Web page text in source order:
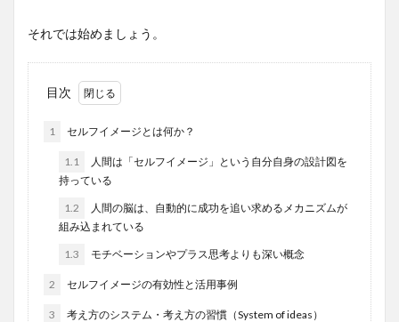
それでは始めましょう。
目次
1 セルフイメージとは何か？
1.1
人間は「セルフイメージ」という自分自身の設計図を
持っている
1.2
人間の脳は、自動的に成功を追い求めるメカニズムが
組み込まれている
1.3 モチベーションやプラス思考よりも深い概念
2 セルフイメージの有効性と活用事例
3 考え方のシステム・考え方の習慣（System of ideas）